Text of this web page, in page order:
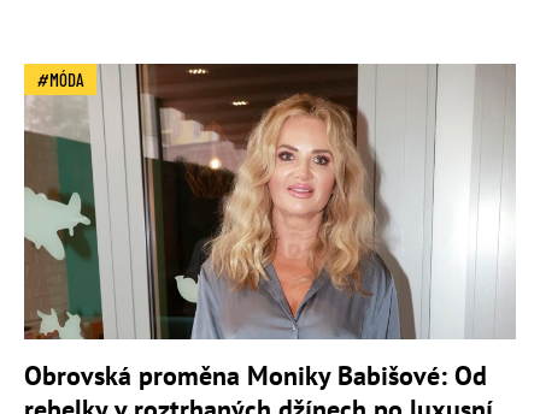
MÓDA
Obrovská proměna Moniky Babišové: Od